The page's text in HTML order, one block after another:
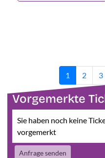
1 2 3
Vorgemerkte
Sie haben noch keine
vorgemerkt
Anfrage senden